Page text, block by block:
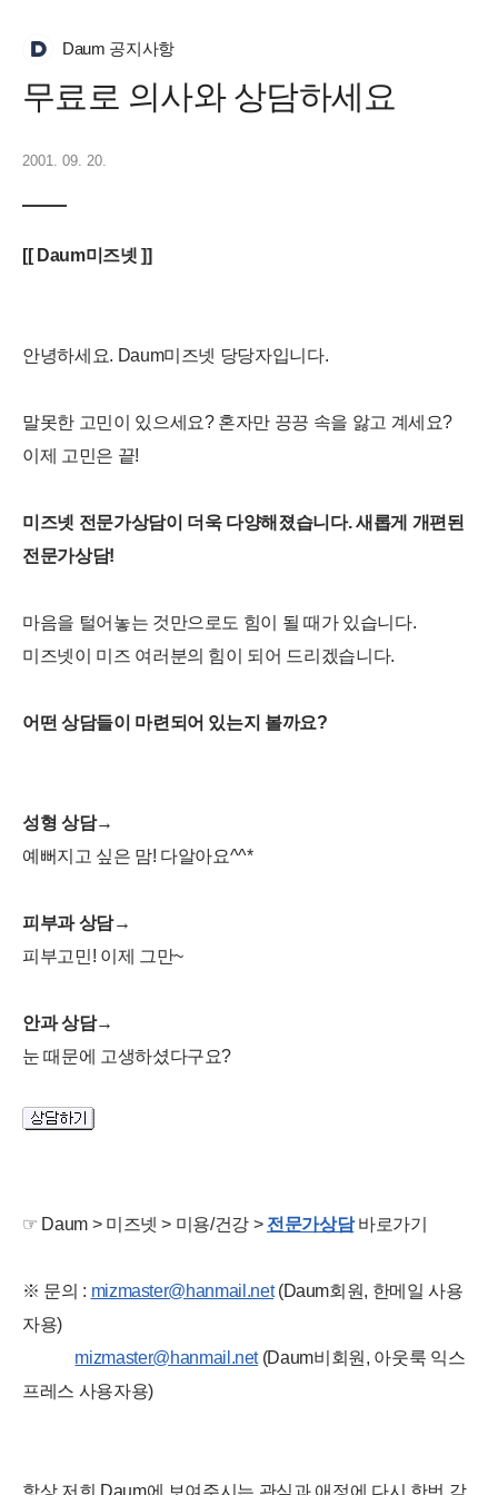
Daum 공지사항
무료로 의사와 상담하세요
2001. 09. 20.
[[ Daum미즈넷 ]]
안녕하세요. Daum미즈넷 당당자입니다.
말못한 고민이 있으세요? 혼자만 끙끙 속을 앓고 계세요?
이제 고민은 끝!
미즈넷 전문가상담이 더욱 다양해졌습니다. 새롭게 개편된
전문가상담!
마음을 털어놓는 것만으로도 힘이 될 때가 있습니다.
미즈넷이 미즈 여러분의 힘이 되어 드리겠습니다.
어떤 상담들이 마련되어 있는지 볼까요?
성형 상담→
예뻐지고 싶은 맘! 다알아요^^*
피부과 상담→
피부고민! 이제 그만~
안과 상담→
눈 때문에 고생하셨다구요?
☞ Daum > 미즈넷 > 미용/건강 > 전문가상담바로가기
※ 문의 : mizmaster@hanmail.net(Daum회원, 한메일 사용
자용)
mizmaster@hanmail.net(Daum비회원, 아웃룩 익스
프레스 사용자용)
항상 저희 Daum에 보여주시는 관심과 애정에 다시 한번 감